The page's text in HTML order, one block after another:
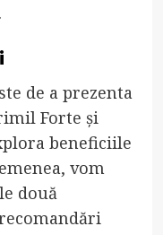
de a prezenta
Forte și
beneficiile
vom
două